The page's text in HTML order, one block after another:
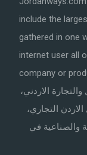
include the
gathered in one
internet user all
company or
الاردني،
التجاري،
والصناعية في